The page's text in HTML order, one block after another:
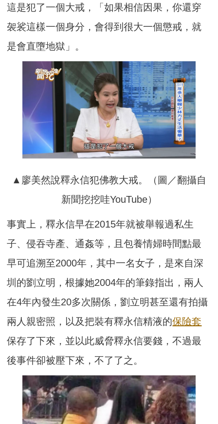
這是犯了一個大戒，「如果相信因果，你還穿
袈裟這樣一個身分，會得到很大一個懲戒，就
是會直墮地獄」。
▲廖美然說釋永信犯佛教大戒。（圖／翻攝自
新聞挖挖哇YouTube）
事實上，釋永信早在2015年就被舉報過私生
子、侵吞寺產、通姦等，且包養情婦時間點最
早可追溯至2000年，其中一名女子，是來自深
圳的劉立明，根據她2004年的筆錄指出，兩人
在4年內發生20多次關係，劉立明甚至還有拍攝
兩人親密照，以及把裝有釋永信精液的保險套
保存了下來，並以此威脅釋永信要錢，不過最
後事件卻被壓下來，不了了之。